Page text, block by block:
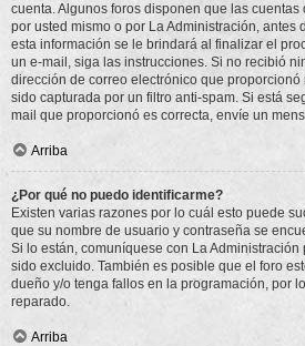
cuenta. Algunos foros disponen que las
por usted mismo o por La Administración, antes
esta información se le brindará al finalizar el
un e-mail, siga las instrucciones. Si no recibió
dirección de correo electrónico que proporcionó
sido capturada por un filtro anti-spam. Si está
mail que proporcionó es correcta, envíe un
Arriba
¿Por qué no puedo identificarme?
Existen varias razones por lo cuál esto puede
que su nombre de usuario y contraseña se
Si lo están, comuníquese con La
sido excluido. También es posible que el foro
dueño y/o tenga fallos en la programación, por
reparado.
Arriba